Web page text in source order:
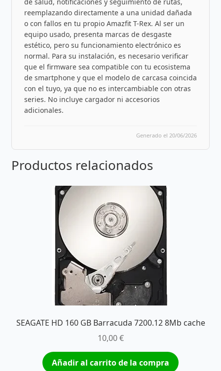
de salud, notificaciones y seguimiento de rutas,
reemplazando directamente a una unidad dañada
o con fallos en tu propio Amazfit T-Rex. Al ser un
equipo usado, presenta marcas de desgaste
estético, pero su funcionamiento electrónico es
normal. Para su instalación, es necesario verificar
que el firmware sea compatible con tu ecosistema
de smartphone y que el modelo de carcasa coincida
con el tuyo, ya que no es intercambiable con otras
series. No incluye cargador ni accesorios
adicionales.
Generado el 20/06/2026
Productos relacionados
SEAGATE HD 160 GB Barracuda 7200.12 8Mb cache
10,00€
Añadir al carrito de la compra